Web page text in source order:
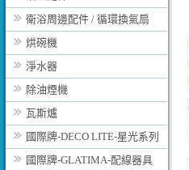
衛浴周邊配件 / 循環換氣扇
烘碗機
淨水器
除油煙機
瓦斯爐
國際牌-DECO LITE-星光系列
國際牌-GLATIMA-配線器具